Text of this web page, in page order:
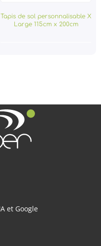
Tapis de sol personnalisable X
Large 115cm x 200cm
et Google